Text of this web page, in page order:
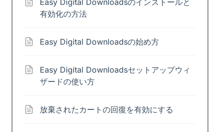
Easy Digital Downloadsのインストールと
有効化の方法
Easy Digital Downloadsの始め方
Easy Digital Downloadsセットアップウィ
ザードの使い方
放棄されたカートの回復を有効にする